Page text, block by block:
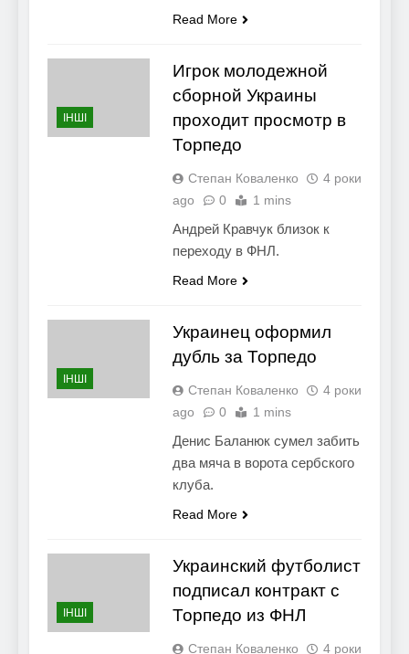
Read More
ІНШІ
Игрок молодежной
сборной Украины
проходит просмотр в
Торпедо
Степан Коваленко
4 роки
ago
0 1 mins
Андрей Кравчук близок к
переходу в ФНЛ.
Read More
ІНШІ
Украинец оформил
дубль за Торпедо
Степан Коваленко
4 роки
ago
0 1 mins
Денис Баланюк сумел забить
два мяча в ворота сербского
клуба.
Read More
ІНШІ
Украинский футболист
подписал контракт с
Торпедо из ФНЛ
Степан Коваленко 4 роки